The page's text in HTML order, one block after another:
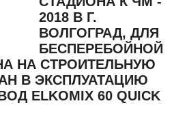
2018 В Г.
ВОЛГОГРАД, ДЛЯ
БЕСПЕРЕБОЙНОЙ
НА СТРОИТЕЛЬНУЮ
В ЭКСПЛУАТАЦИЮ
ELKOMIX 60 QUICK